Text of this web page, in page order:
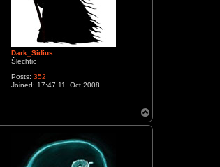
Dark_Sidius
Šlechtic
Posts: 352
Joined: 17:47 11. Oct 2008
o
p